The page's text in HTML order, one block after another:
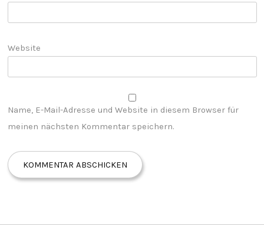
Website
Name, E-Mail-Adresse und Website in diesem Browser für
meinen nächsten Kommentar speichern.